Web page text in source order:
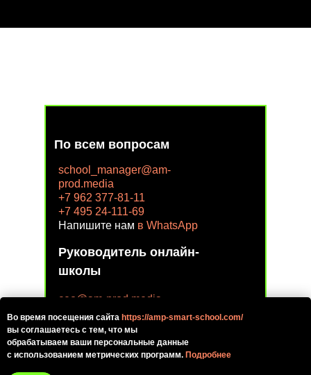
Во время посещения сайта https://amp-smart-school.com/
вы соглашаетесь с тем, что мы
обрабатываем ваши персональные данные
с использованием метрических программ. Подробнее
school_manager@am-
prod.media
+7 962 377-81-11
+7 495 24-111-69
Напишите нам в WhatsApp
По всем вопросам
ceo@am-prod.media
Руководитель онлайн-
школы